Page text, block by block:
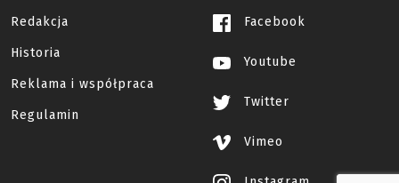
Redakcja
Historia
Reklama i współpraca
Regulamin
Facebook
Youtube
Twitter
Vimeo